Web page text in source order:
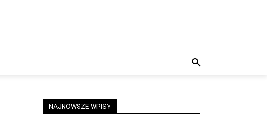
NAJNOWSZE WPISY